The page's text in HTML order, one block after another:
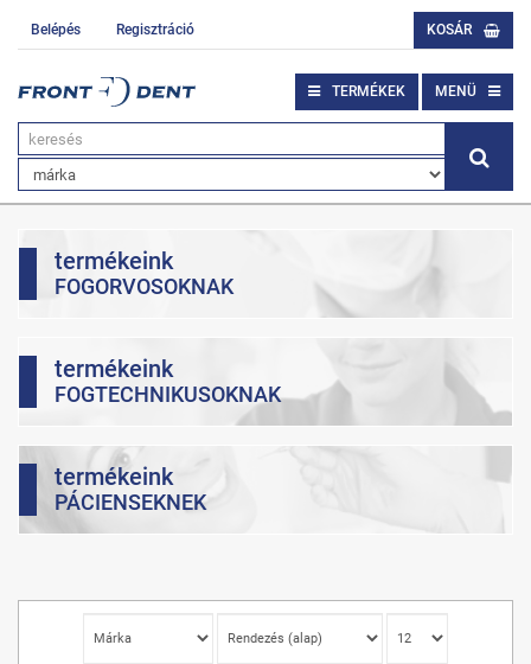
Belépés Regisztráció KOSÁR
TERMÉKEK MENÜ
termékeink
FOGORVOSOKNAK
termékeink
FOGTECHNIKUSOKNAK
termékeink
PÁCIENSEKNEK